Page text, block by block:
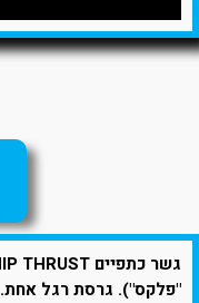
"פלקס"). גרסת רגל אחת.